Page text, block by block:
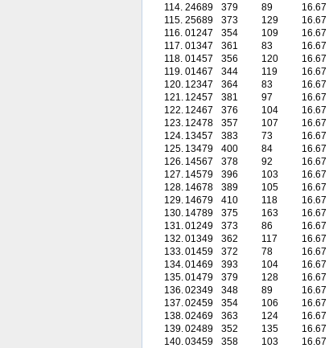
114. 24689 379 89 16.67
115. 25689 373 129 16.67
116. 01247 354 109 16.67
117. 01347 361 83 16.67
118. 01457 356 120 16.67
119. 01467 344 119 16.67
120. 12347 364 83 16.67
121. 12457 381 97 16.67
122. 12467 376 104 16.67
123. 12478 357 107 16.67
124. 13457 383 73 16.67
125. 13479 400 84 16.67
126. 14567 378 92 16.67
127. 14579 396 103 16.67
128. 14678 389 105 16.67
129. 14679 410 118 16.67
130. 14789 375 163 16.67
131.01249 373 86 16.67
132.01349 362 117 16.67
133.01459 372 78 16.67
134.01469 393 104 16.67
135.01479 379 128 16.67
136.02349 348 89 16.67
137.02459 354 106 16.67
138.02469 363 124 16.67
139.02489 352 135 16.67
140.03459 358 103 16.67